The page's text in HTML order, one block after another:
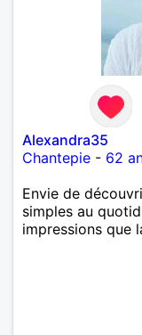
Alexandra35
Chantepie - 62
Envie de
simples au
impressions que